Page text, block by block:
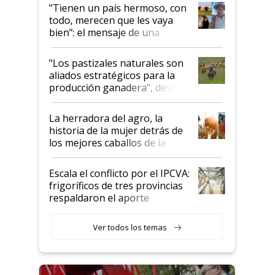
"Tienen un país hermoso, con
todo, merecen que les vaya
bien": el mensaje de una
ganadera uruguaya sobre las
oportunidades que se abren
para el agro en Argentina, con
foco en la carne
"Los pastizales naturales son
aliados estratégicos para la
producción ganadera", destaca
la iniciativa que ya reúne a 46
establecimientos en Argentina
La herradora del agro, la
historia de la mujer detrás de
los mejores caballos de la
Argentina y los mitos que
todavía hacen sufrir a estos
animales: "Mientras me
descalificaban, yo seguí
haciendo currículum"
Escala el conflicto por el IPCVA:
frigoríficos de tres provincias
respaldaron el aporte
Ver todos los temas